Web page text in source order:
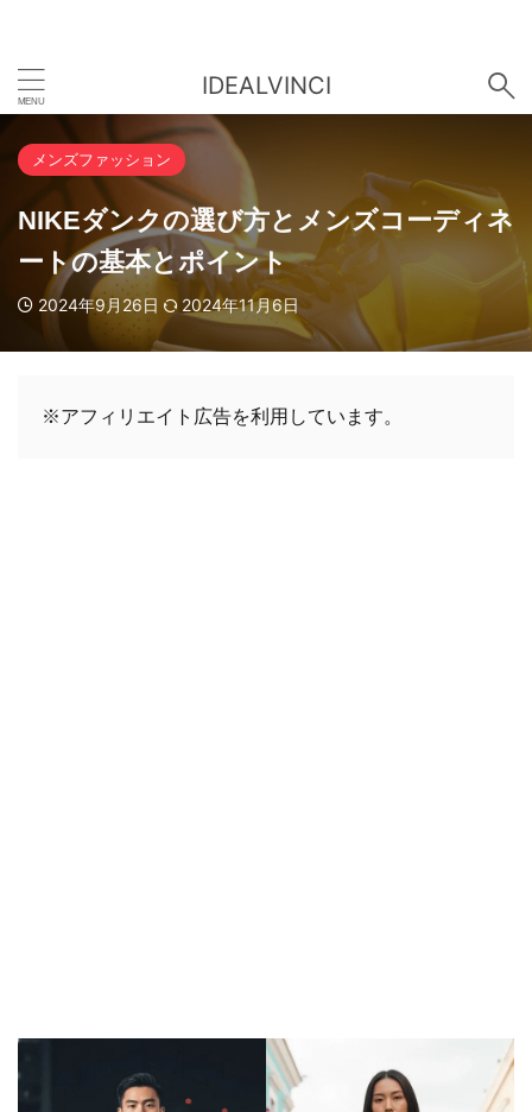
IDEALVINCI
メンズファッション
NIKEダンクの選び方とメンズコーディネ
ートの基本とポイント
2024年9月26日 2024年11月6日
※アフィリエイト広告を利用しています。